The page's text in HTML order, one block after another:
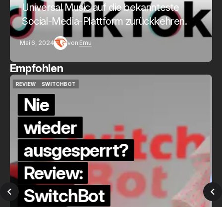
Universal Music auf die bekannteste
Social-Media-Plattform zurückkehren.
Mai 6, 2024 von Emu
Empfohlen
QUICKCHECK
HOME ASSISTANT
Die Alexa-
Alternative?
QuickCheck: